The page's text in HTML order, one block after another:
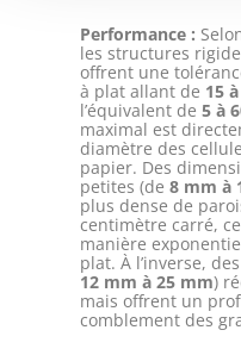
Performance :
les structures
offrent une
à plat allant de 15
l’équivalent de 5 à
maximal est
diamètre des
papier. Des
petites (de 8 mm à
plus dense de
centimètre carré,
manière
plat. À l’inverse,
12 mm à 25 mm)
mais offrent un
comblement des